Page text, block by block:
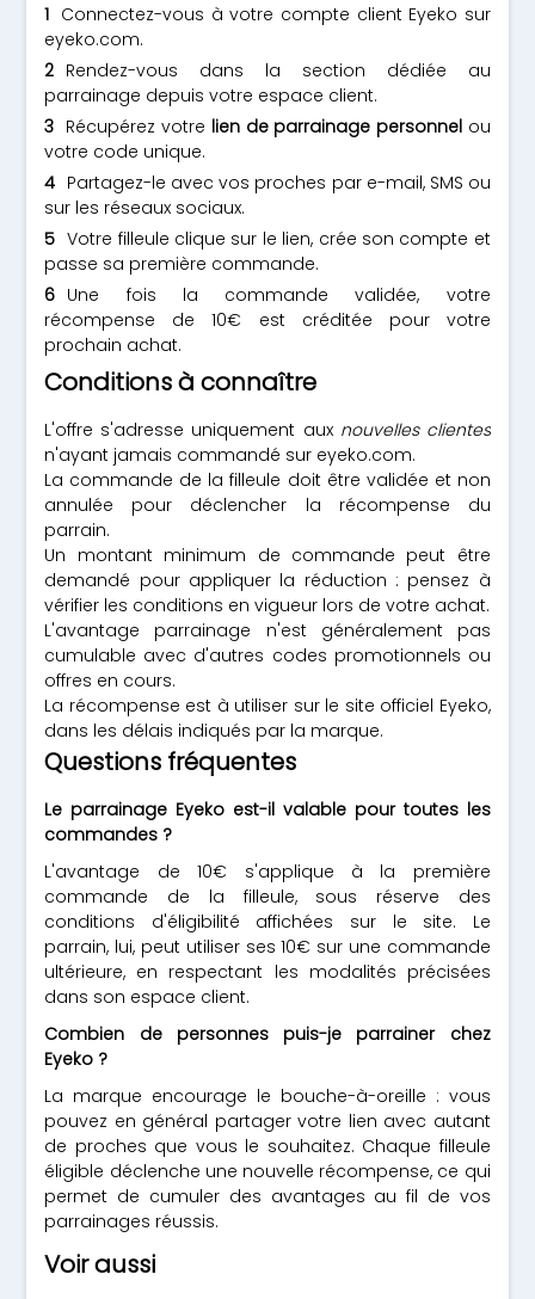
Connectez-vous à votre compte client Eyeko sur
eyeko.com.
Rendez-vous dans la section dédiée au
parrainage depuis votre espace client.
Récupérez votre lien de parrainage personnelou
votre code unique.
Partagez-le avec vos proches par e-mail, SMS ou
sur les réseaux sociaux.
Votre filleule clique sur le lien, crée son compte et
passe sa première commande.
Une fois la commande validée, votre
récompense de 10€ est créditée pour votre
prochain achat.
Conditions à connaître
L'offre s'adresse uniquement aux nouvelles clientes
n'ayant jamais commandé sur eyeko.com.
La commande de la filleule doit être validée et non
annulée pour déclencher la récompense du
parrain.
Un montant minimum de commande peut être
demandé pour appliquer la réduction : pensez à
vérifier les conditions en vigueur lors de votre achat.
L'avantage parrainage n'est généralement pas
cumulable avec d'autres codes promotionnels ou
offres en cours.
La récompense est à utiliser sur le site officiel Eyeko,
dans les délais indiqués par la marque.
Questions fréquentes
Le parrainage Eyeko est-il valable pour toutes les
commandes ?
L'avantage de 10€ s'applique à la première
commande de la filleule, sous réserve des
conditions d'éligibilité affichées sur le site. Le
parrain, lui, peut utiliser ses 10€ sur une commande
ultérieure, en respectant les modalités précisées
dans son espace client.
Combien de personnes puis-je parrainer chez
Eyeko ?
La marque encourage le bouche-à-oreille : vous
pouvez en général partager votre lien avec autant
de proches que vous le souhaitez. Chaque filleule
éligible déclenche une nouvelle récompense, ce qui
permet de cumuler des avantages au fil de vos
parrainages réussis.
Voir aussi